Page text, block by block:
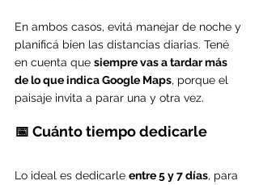
En ambos casos, evitá manejar de noche y
planificá bien las distancias diarias. Tené
en cuenta que siempre vas a tardar más
de lo que indica Google Maps, porque el
paisaje invita a parar una y otra vez.
📅 Cuánto tiempo dedicarle
Lo ideal es dedicarle entre 5 y 7 días, para